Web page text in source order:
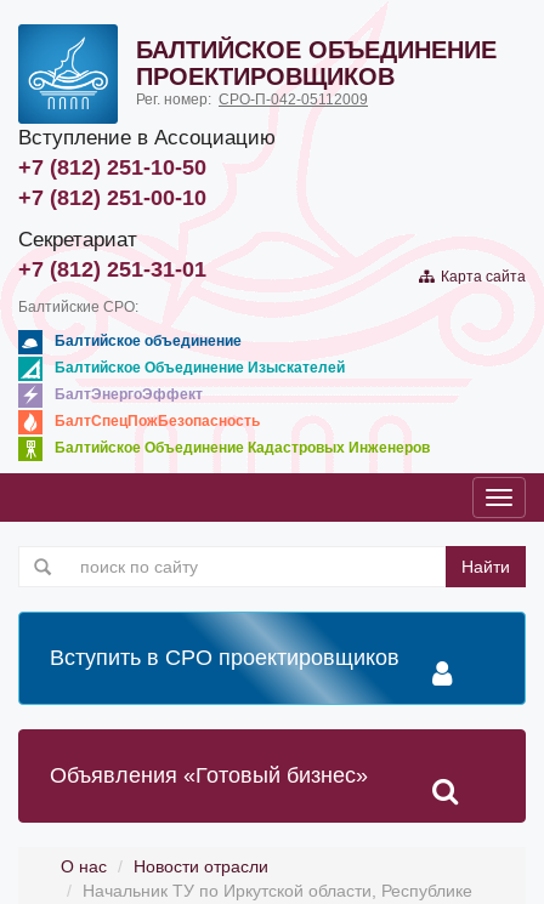
БАЛТИЙСКОЕ ОБЪЕДИНЕНИЕ
ПРОЕКТИРОВЩИКОВ
Рег. номер: СРО-П-042-05112009
Вступление в Ассоциацию
+7 (812) 251-10-50
+7 (812) 251-00-10
Секретариат
+7 (812) 251-31-01
Карта сайта
Балтийские СРО:
Балтийское объединение
Балтийское Объединение Изыскателей
БалтЭнергоЭффект
БалтСпецПожБезопасность
Балтийское Объединение Кадастровых Инженеров
Найти
Вступить в СРО проектировщиков
Объявления «Готовый бизнес»
О нас
Новости отрасли
Начальник ТУ по Иркутской области, Республике